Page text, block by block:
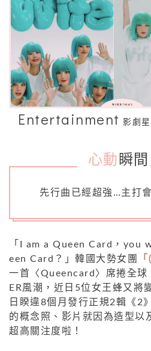
Entertainment 影劇星
心動 瞬間
先行曲已經超強…主打
「I am a Queen Card，you
een Card？」韓國大勢女團
一首〈Queencard〉席捲全球
ER風潮，近日5位女王蜂又將
日睽違8個月發行正規2輯《2
的概念照、影片就因為造型以
超高關注度啦！